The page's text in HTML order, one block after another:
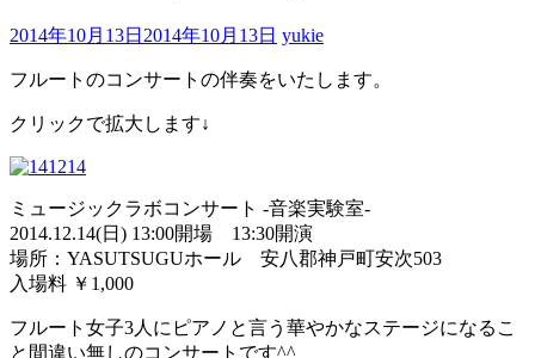
2014年10月13日 2014年10月13日 yukie
フルートのコンサートの伴奏をいたします。
クリックで拡大します↓
ミュージックラボコンサート -音楽実験室-
2014.12.14(日) 13:00開場 13:30開演
場所：YASUTSUGUホール 安八郡神戸町安次503
入場料 ￥1,000
フルート女子3人にピアノと言う華やかなステージになるこ
と間違い無しのコンサートです^^